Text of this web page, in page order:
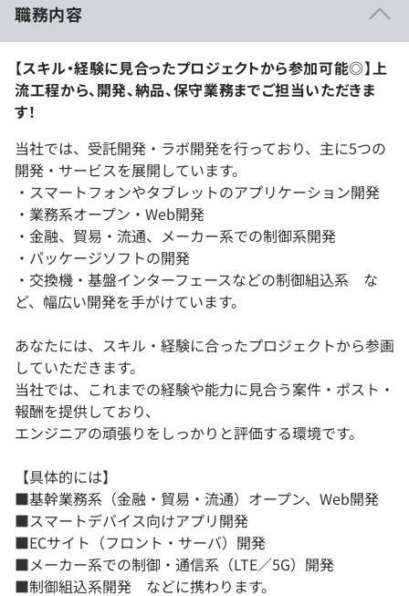
職務内容
【スキル・経験に見合ったプロジェクトから参加可能◎】上
流工程から、開発、納品、保守業務までご担当いただきま
す！
当社では、受託開発・ラボ開発を行っており、主に5つの
開発・サービスを展開しています。
・スマートフォンやタブレットのアプリケーション開発
・業務系オープン・Web開発
・金融、貿易・流通、メーカー系での制御系開発
・パッケージソフトの開発
・交換機・基盤インターフェースなどの制御組込系 な
ど、幅広い開発を手がけています。
あなたには、スキル・経験に合ったプロジェクトから参画
していただきます。
当社では、これまでの経験や能力に見合う案件・ポスト・
報酬を提供しており、
エンジニアの頑張りをしっかりと評価する環境です。
【具体的には】
■基幹業務系（金融・貿易・流通）オープン、Web開発
■スマートデバイス向けアプリ開発
■ECサイト（フロント・サーバ）開発
■メーカー系での制御・通信系（LTE／5G）開発
■制御組込系開発 などに携わります。